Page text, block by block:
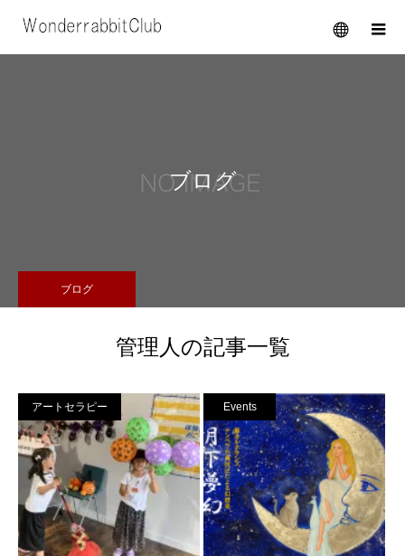
メニュー
ブログ
ブログ
管理人の記事一覧
アートセラピー Events